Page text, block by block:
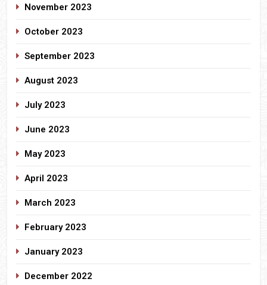
November 2023
October 2023
September 2023
August 2023
July 2023
June 2023
May 2023
April 2023
March 2023
February 2023
January 2023
December 2022